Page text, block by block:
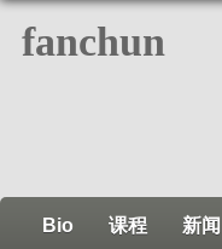
fanchun
Bio 课程 新闻